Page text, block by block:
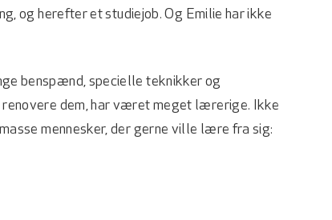
og herefter et studiejob. Og Emilie har ikke
benspænd, specielle teknikker og
dem, har været meget lærerige. Ikke
mennesker, der gerne ville lære fra sig: